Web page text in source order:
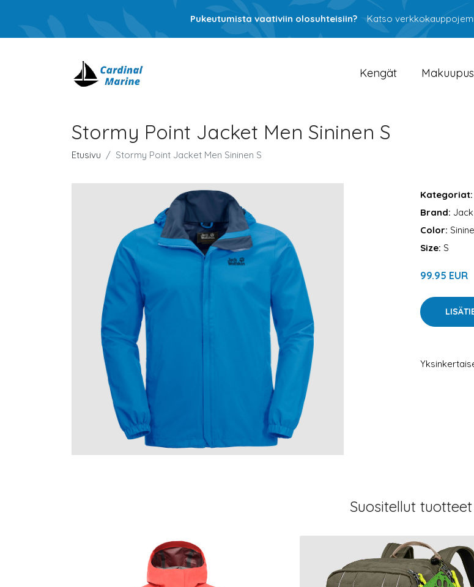
Pukeutumista vaativiin olosuhteisiin? Katso
Kengät
Stormy Point Jacket Men Sininen S
Etusivu Stormy Point Jacket Men Sininen S
Kategoriat:
Brand:
Color:
Size: S
99.95 EUR
Suositellut tuotteet